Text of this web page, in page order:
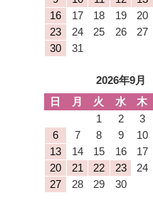
16
17 18 19 20
23
24 25 26 27
30
31
2026年9月
日
月 火 水 木
1
2 3
6
7 8 9 10
13
14 15 16 17
20
21 22 23 24
27
28 29 30